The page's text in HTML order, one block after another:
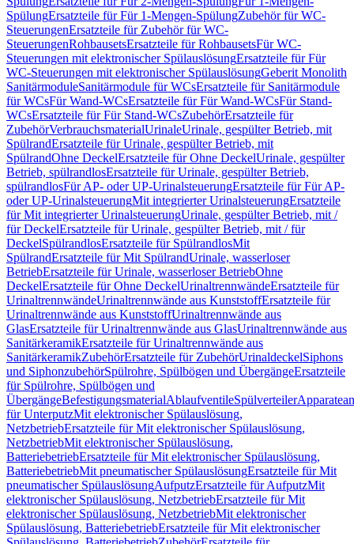
SpülungErsatzteile für Für 1-Mengen-SpülungZubehör für WC-
SteuerungenErsatzteile für Zubehör für WC-
SteuerungenRohbausetsErsatzteile für RohbausetsFür WC-
Steuerungen mit elektronischer SpülauslösungErsatzteile für Für
WC-Steuerungen mit elektronischer SpülauslösungGeberit Monolith
SanitärmoduleSanitärmodule für WCsErsatzteile für Sanitärmodule
für WCsFür Wand-WCsErsatzteile für Für Wand-WCsFür Stand-
WCsErsatzteile für Für Stand-WCsZubehörErsatzteile für
ZubehörVerbrauchsmaterialUrinaleUrinale, gespülter Betrieb, mit
SpülrandErsatzteile für Urinale, gespülter Betrieb, mit
SpülrandOhne DeckelErsatzteile für Ohne DeckelUrinale, gespülter
Betrieb, spülrandlosErsatzteile für Urinale, gespülter Betrieb,
spülrandlosFür AP- oder UP-UrinalsteuerungErsatzteile für Für AP-
oder UP-UrinalsteuerungMit integrierter UrinalsteuerungErsatzteile
für Mit integrierter UrinalsteuerungUrinale, gespülter Betrieb, mit /
für DeckelErsatzteile für Urinale, gespülter Betrieb, mit / für
DeckelSpülrandlosErsatzteile für SpülrandlosMit
SpülrandErsatzteile für Mit SpülrandUrinale, wasserloser
BetriebErsatzteile für Urinale, wasserloser BetriebOhne
DeckelErsatzteile für Ohne DeckelUrinaltrennwändeErsatzteile für
UrinaltrennwändeUrinaltrennwände aus KunststoffErsatzteile für
Urinaltrennwände aus KunststoffUrinaltrennwände aus
GlasErsatzteile für Urinaltrennwände aus GlasUrinaltrennwände aus
SanitärkeramikErsatzteile für Urinaltrennwände aus
SanitärkeramikZubehörErsatzteile für ZubehörUrinaldeckelSiphons
und SiphonzubehörSpülrohre, Spülbögen und ÜbergängeErsatzteile
für Spülrohre, Spülbögen und
ÜbergängeBefestigungsmaterialAblaufventileSpülverteiler
für UnterputzMit elektronischer Spülauslösung,
NetzbetriebErsatzteile für Mit elektronischer Spülauslösung,
NetzbetriebMit elektronischer Spülauslösung,
BatteriebetriebErsatzteile für Mit elektronischer Spülauslösung,
BatteriebetriebMit pneumatischer SpülauslösungErsatzteile für Mit
pneumatischer SpülauslösungAufputzErsatzteile für AufputzMit
elektronischer Spülauslösung, NetzbetriebErsatzteile für Mit
elektronischer Spülauslösung, NetzbetriebMit elektronischer
Spülauslösung, BatteriebetriebErsatzteile für Mit elektronischer